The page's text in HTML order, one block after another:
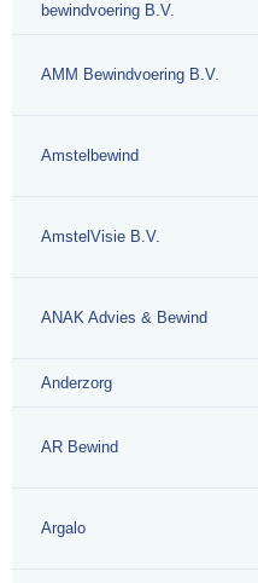
bewindvoering B.V.
AMM Bewindvoering B.V.
Amstelbewind
AmstelVisie B.V.
ANAK Advies & Bewind
Anderzorg
AR Bewind
Argalo